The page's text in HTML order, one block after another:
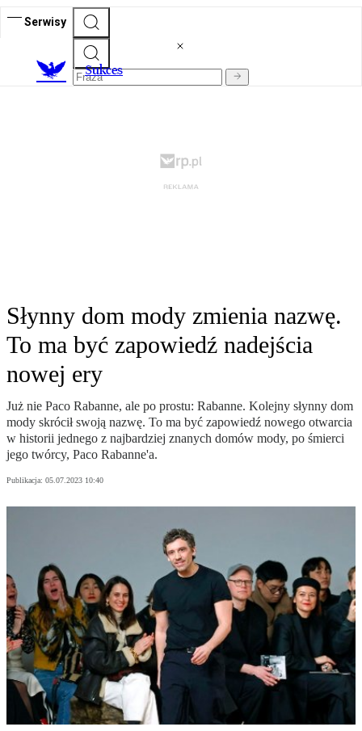
Serwisy
Sukces
Słynny dom mody zmienia nazwę.
To ma być zapowiedź nadejścia
nowej ery
Już nie Paco Rabanne, ale po prostu: Rabanne. Kolejny słynny dom
mody skrócił swoją nazwę. To ma być zapowiedź nowego otwarcia
w historii jednego z najbardziej znanych domów mody, po śmierci
jego twórcy, Paco Rabanne'a.
Publikacja: 05.07.2023 10:40